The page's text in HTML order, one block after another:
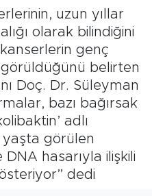
uzun yıllar
olarak bilindiğini
genç
belirten
Doç. Dr. Süleyman
bazı bağırsak
adlı
yaşta görülen
hasarıyla ilişkili
dedi